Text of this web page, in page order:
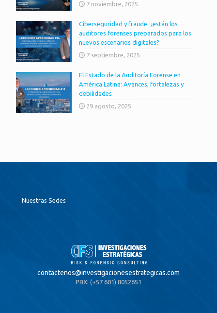
7 noviembre, 2025
Ciberseguridad y fraude: ¿están los
auditores forenses preparados para los
nuevos escenarios digitales?
7 septiembre, 2025
El Estado de la Auditoría Forense en
América Latina: Avances, fortalezas y
debilidades
29 agosto, 2025
Nuestras Sedes
contactenos@investigacionesestrategicas.com
PBX: (+57 601) 8052651